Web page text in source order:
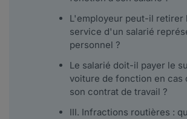
L'employeur peut-il retirer
service d'un salarié
personnel ?
Le salarié doit-il payer le
voiture de fonction en cas
son contrat de travail ?
III. Infractions routières :